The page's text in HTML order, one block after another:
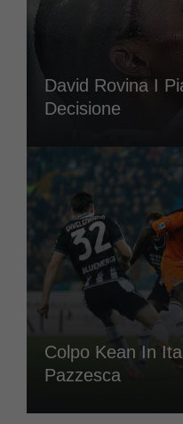
David Rovina I
Decisione
Colpo Kean In
Pazzesca